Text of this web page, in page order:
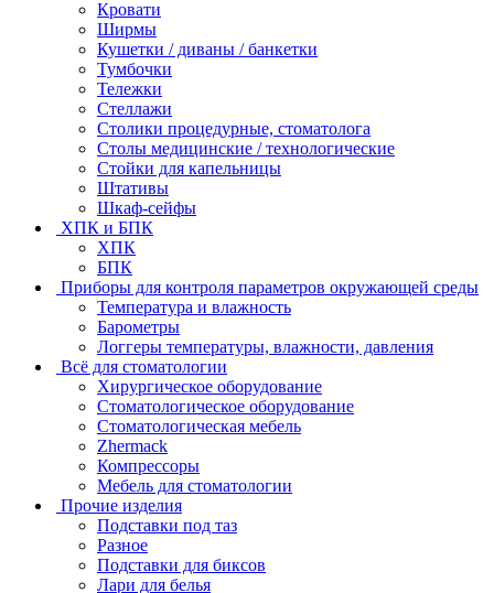
Кровати
Ширмы
Кушетки / диваны / банкетки
Тумбочки
Тележки
Стеллажи
Столики процедурные, стоматолога
Столы медицинские / технологические
Стойки для капельницы
Штативы
Шкаф-сейфы
ХПК и БПК
ХПК
БПК
Приборы для контроля параметров окружающей среды
Температура и влажность
Барометры
Логгеры температуры, влажности, давления
Всё для стоматологии
Хирургическое оборудование
Стоматологическое оборудование
Стоматологическая мебель
Zhermack
Компрессоры
Мебель для стоматологии
Прочие изделия
Подставки под таз
Разное
Подставки для биксов
Лари для белья